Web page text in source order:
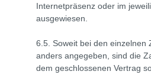
Internetpräsenz oder im
ausgewiesen.
6.5. Soweit bei den einzelnen
anders angegeben, sind die
dem geschlossenen Vertrag